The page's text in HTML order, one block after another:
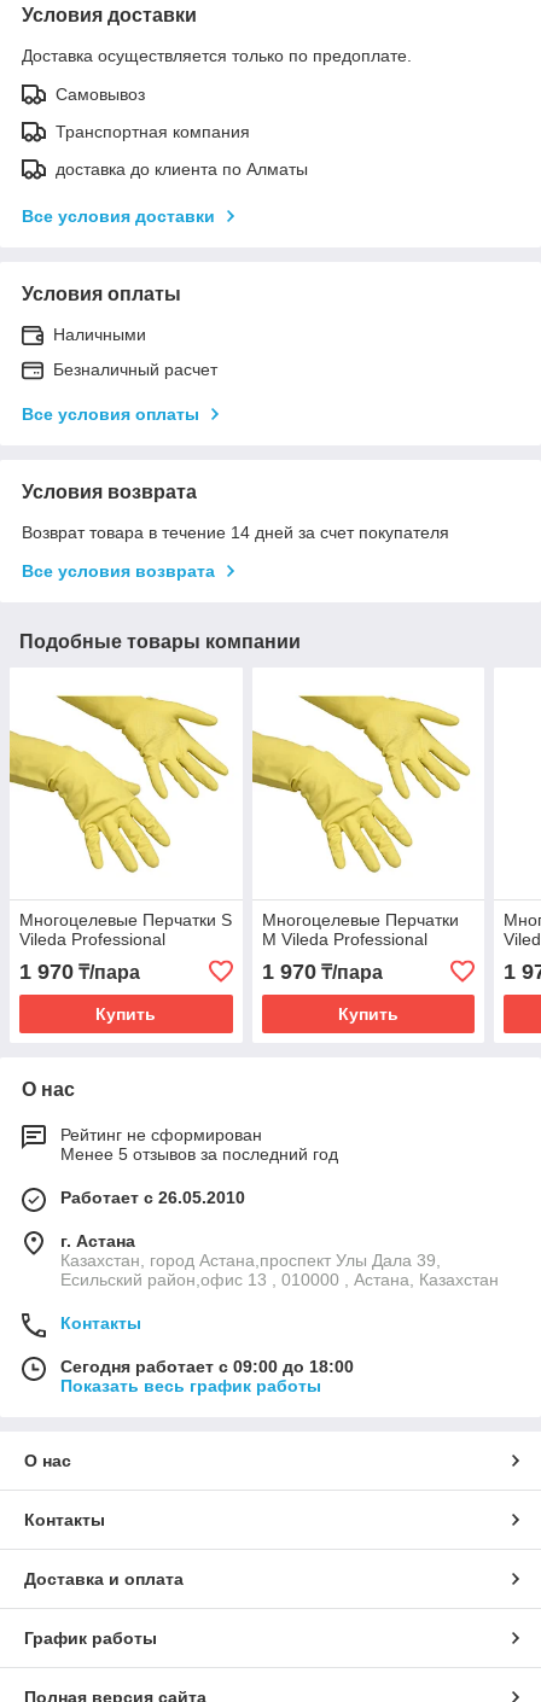
Условия доставки
Доставка осуществляется только по предоплате.
Самовывоз
Транспортная компания
доставка до клиента по Алматы
Все условия доставки
Условия оплаты
Наличными
Безналичный расчет
Все условия оплаты
Условия возврата
Возврат товара в течение 14 дней за счет покупателя
Все условия возврата
Подобные товары компании
Многоцелевые Перчатки S
Vileda Professional
1 970 ₸/пара
Купить
Многоцелевые Перчатки
M Vileda Professional
1 970₸/пара
Купить
1
О нас
Рейтинг не сформирован
Менее 5 отзывов за последний год
Работает с 26.05.2010
г. Астана
Казахстан, город Астана,проспект Улы Дала 39,
Есильский район,офис 13 , 010000 , Астана, Казахстан
Контакты
Сегодня работает с 09:00 до 18:00
Показать весь график работы
О нас
Контакты
Доставка и оплата
График работы
Полная версия сайта